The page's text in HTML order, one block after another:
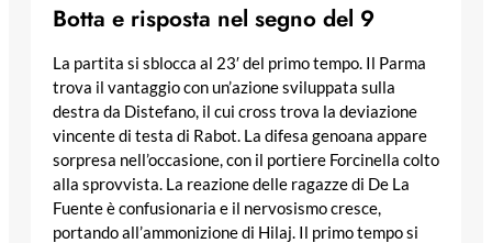
Botta e risposta nel segno del 9
La partita si sblocca al 23′ del primo tempo. Il Parma
trova il vantaggio con un’azione sviluppata sulla
destra da Distefano, il cui cross trova la deviazione
vincente di testa di Rabot. La difesa genoana appare
sorpresa nell’occasione, con il portiere Forcinella colto
alla sprovvista. La reazione delle ragazze di De La
Fuente è confusionaria e il nervosismo cresce,
portando all’ammonizione di Hilaj. Il primo tempo si